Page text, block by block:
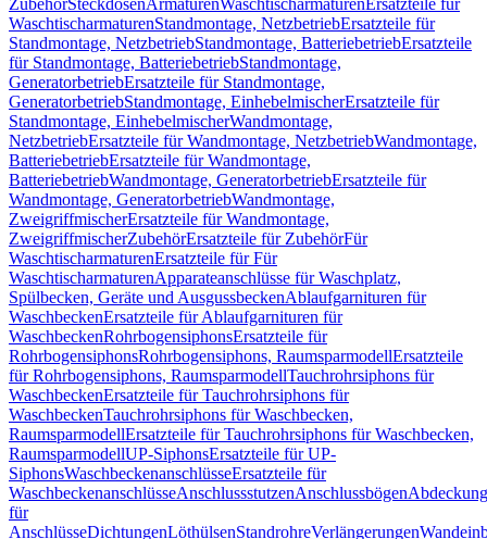
ZubehörSteckdosenArmaturenWaschtischarmaturen Ersatzteile für
WaschtischarmaturenStandmontage, NetzbetriebErsatzteile für
Standmontage, NetzbetriebStandmontage, BatteriebetriebErsatzteile
für Standmontage, BatteriebetriebStandmontage,
GeneratorbetriebErsatzteile für Standmontage,
GeneratorbetriebStandmontage, EinhebelmischerErsatzteile für
Standmontage, EinhebelmischerWandmontage,
NetzbetriebErsatzteile für Wandmontage, NetzbetriebWandmontage,
BatteriebetriebErsatzteile für Wandmontage,
BatteriebetriebWandmontage, GeneratorbetriebErsatzteile für
Wandmontage, GeneratorbetriebWandmontage,
ZweigriffmischerErsatzteile für Wandmontage,
ZweigriffmischerZubehörErsatzteile für ZubehörFür
WaschtischarmaturenErsatzteile für Für
WaschtischarmaturenApparateanschlüsse für Waschplatz,
Spülbecken, Geräte und AusgussbeckenAblaufgarnituren für
WaschbeckenErsatzteile für Ablaufgarnituren für
WaschbeckenRohrbogensiphonsErsatzteile für
RohrbogensiphonsRohrbogensiphons, RaumsparmodellErsatzteile
für Rohrbogensiphons, RaumsparmodellTauchrohrsiphons für
WaschbeckenErsatzteile für Tauchrohrsiphons für
WaschbeckenTauchrohrsiphons für Waschbecken,
RaumsparmodellErsatzteile für Tauchrohrsiphons für Waschbecken,
RaumsparmodellUP-SiphonsErsatzteile für UP-
SiphonsWaschbeckenanschlüsseErsatzteile für
WaschbeckenanschlüsseAnschlussstutzenAnschlussbögen
für
AnschlüsseDichtungenLöthülsenStandrohreVerlängerungen